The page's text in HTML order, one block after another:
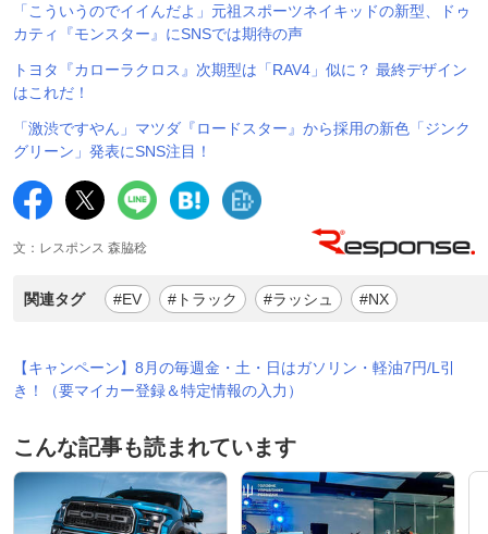
「こういうのでイイんだよ」元祖スポーツネイキッドの新型、ドゥ
カティ『モンスター』にSNSでは期待の声
トヨタ『カローラクロス』次期型は「RAV4」似に？ 最終デザイン
はこれだ！
「激渋ですやん」マツダ『ロードスター』から採用の新色「ジンク
グリーン」発表にSNS注目！
文：レスポンス 森脇稔
関連タグ #EV #トラック #ラッシュ #NX
【キャンペーン】8月の毎週金・土・日はガソリン・軽油7円/L引
き！（要マイカー登録＆特定情報の入力）
こんな記事も読まれています